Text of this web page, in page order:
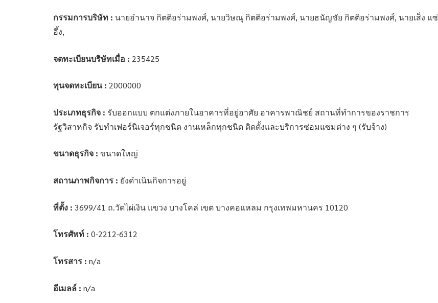
กรรมการบริษัท : นายอำนาจ กิตติอร่ามพงศ์, นายวิษณุ กิตติอร่ามพงศ์, นายธนัญชัย กิตติอร่ามพงศ์, นายเส็ง แซ่
อึ้ง,
จดทะเบียนบริษัทเมื่อ : 235425
ทุนจดทะเบียน : 2000000
ประเภทธุรกิจ : รับออกแบบ ตกแต่งภายในอาคารที่อยู่อาศัย อาคารพาณิชย์ สถานที่ทำการของราชการ
รัฐวิสาหกิจ รับทำเฟอร์นิเจอร์ทุกชนิด งานเหล็กทุกชนิด ติดตั้งและบริการซ่อมแซมต่าง ๆ (รับจ้าง)
ขนาดธุรกิจ : ขนาดใหญ่
สถานภาพกิจการ : ยังดำเนินกิจการอยู่
ที่ตั้ง : 3699/41 ถ.วัดไผ่เงิน แขวง บางโคล่ เขต บางคอแหลม กรุงเทพมหานคร 10120
โทรศัพท์ : 0-2212-6312
โทรสาร : n/a
อีเมลล์ : n/a